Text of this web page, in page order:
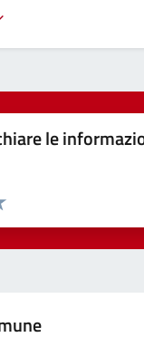
le
5 stelle su 5
4 stelle su 5
su 5
su 5